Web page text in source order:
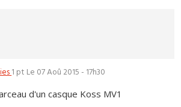
1 pt Le 07 Aoû 2015 - 17h30
d'un casque Koss MV1